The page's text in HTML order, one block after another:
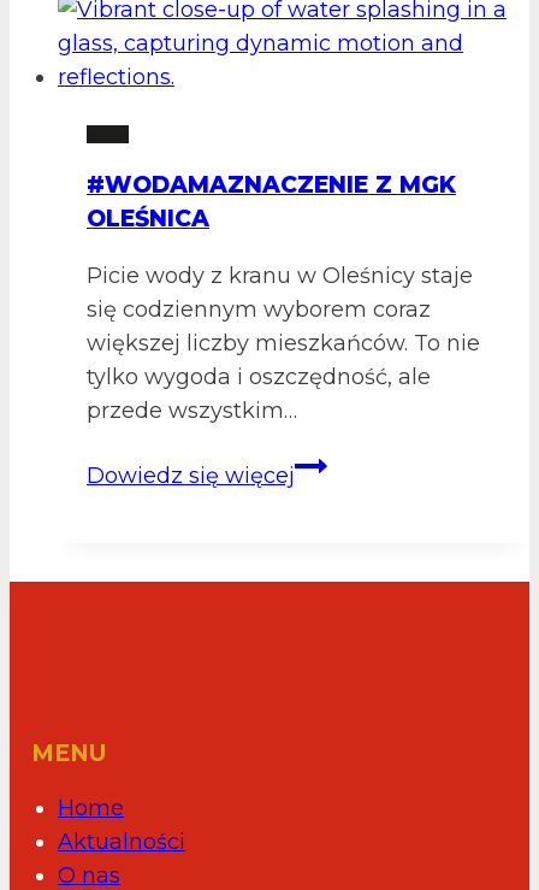
rozwiązany
#WODAMAZNACZENIE Z MGK
OLEŚNICA
Picie wody z kranu w Oleśnicy staje
się codziennym wyborem coraz
większej liczby mieszkańców. To nie
tylko wygoda i oszczędność, ale
przede wszystkim…
Dowiedz się więcej#WodaMaZnaczenie
MENU
Home
Aktualności
O nas